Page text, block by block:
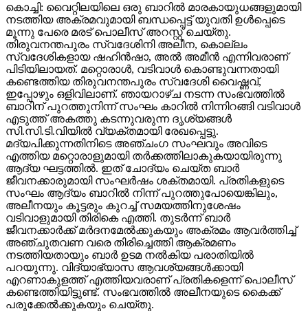
കൊച്ചി: വൈറ്റിലയിലെ ഒരു ബാറില്‍ മാരകായുധങ്ങളുമായി
നടത്തിയ അക്രമവുമായി ബന്ധപ്പെട്ട് യുവതി ഉള്‍പ്പെടെ
മൂന്നു പേരെ മരട് പൊലീസ് അറസ്റ്റ് ചെയ്തു.
തിരുവനന്തപുരം സ്വദേശിനി അലീന, കൊല്ലം
സ്വദേശികളായ ഷഹിന്‍ഷാ, അല്‍ അമീന്‍ എന്നിവരാണ്
പിടിയിലായത്. മറ്റൊരാള്‍, വടിവാള്‍ കൊണ്ടുവന്നതായി
കണ്ടെത്തിയ തിരുവനന്തപുരം സ്വദേശി വൈഷ്ണവ്,
ഇപ്പോഴും ഒളിവിലാണ്. ഞായറാഴ്ച നടന്ന സംഭവത്തില്‍
ബാറിന് പുറത്തുനിന്ന് സംഘം കാറില്‍ നിന്നിറങ്ങി വടിവാള്‍
എടുത്ത് അകത്തു കടന്നുവരുന്ന ദൃശ്യങ്ങള്‍
സി.സി.ടി.വിയില്‍ വ്യക്തമായി രേഖപ്പെട്ടു.
മദ്യപിക്കുന്നതിനിടെ അഞ്ചംഗ സംഘവും അവിടെ
എത്തിയ മറ്റൊരാളുമായി തര്‍ക്കത്തിലാകുകയായിരുന്നു
ആദ്യ ഘട്ടത്തില്‍. ഇത് ചോദ്യം ചെയ്ത ബാര്‍
ജീവനക്കാരുമായി സംഘര്‍ഷം ശക്തമായി. പ്രതികളുടെ
സംഘം ആദ്യം ബാറില്‍ നിന്ന് പുറത്തുപോയെങ്കിലും,
അലീനയും കൂട്ടരും കുറച്ച് സമയത്തിനുശേഷം
വടിവാളുമായി തിരികെ എത്തി. തുടര്‍ന്ന് ബാര്‍
ജീവനക്കാര്‍ക്ക് മര്‍ദനമേല്‍ക്കുകയും അക്രമം ആവര്‍ത്തിച്ച്
അഞ്ചുതവണ വരെ തിരിച്ചെത്തി ആക്രമണം
നടത്തിയതായും ബാര്‍ ഉടമ നല്‍കിയ പരാതിയില്‍
പറയുന്നു. വിദ്യാഭ്യാസ ആവശ്യങ്ങള്‍ക്കായി
എറണാകുളത്ത് എത്തിയവരാണ് പ്രതികളെന്ന് പൊലീസ്
കണ്ടെത്തിയിട്ടുണ്ട്. സംഭവത്തില്‍ അലീനയുടെ കൈക്ക്
പരുക്കേല്‍ക്കുകയും ചെയ്തു.